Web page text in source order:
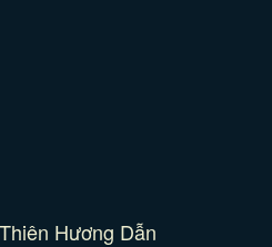
Thiên Hương Dẫn